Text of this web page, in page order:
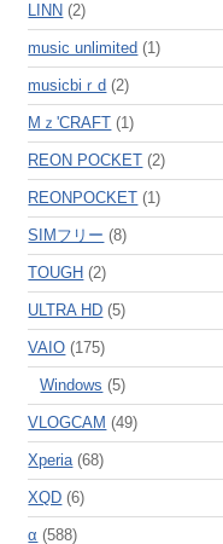
LINN (2)
music unlimited (1)
musicbiｒd (2)
Mｚ'CRAFT (1)
REON POCKET (2)
REONPOCKET (1)
SIMフリー (8)
TOUGH (2)
ULTRA HD (5)
VAIO (175)
Windows (5)
VLOGCAM (49)
Xperia(68)
XQD (6)
α (588)